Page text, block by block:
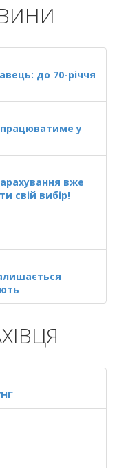
до 70-річчя
працюватиме у
вже
свій вибір!